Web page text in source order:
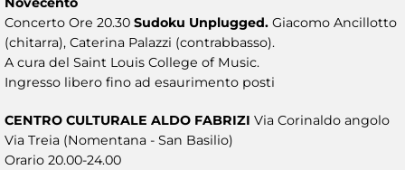
Concerto Ore 20.30 Sudoku Unplugged. Giacomo Ancillotto
(chitarra), Caterina Palazzi (contrabbasso).
A cura del Saint Louis College of Music.
Ingresso libero fino ad esaurimento posti
CENTRO CULTURALE ALDO FABRIZI Via Corinaldo angolo
Via Treia (Nomentana - San Basilio)
Orario 20.00-24.00